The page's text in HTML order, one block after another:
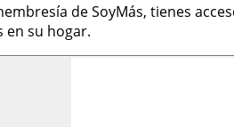
de SoyMás, tienes
en su hogar.